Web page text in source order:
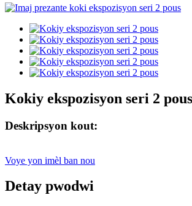
Kokiy ekspozisyon seri 2 pous
Deskripsyon kout:
Voye yon imèl ban nou
Detay pwodwi